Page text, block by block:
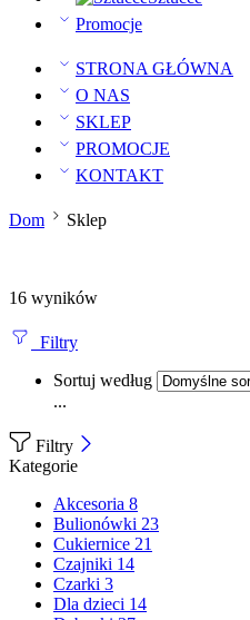
Promocje
STRONA GŁÓWNA
O NAS
SKLEP
PROMOCJE
KONTAKT
Dom Sklep
16 wyników
Filtry
Sortuj według
...
Filtry
Kategorie
Akcesoria 8
Bulionówki 23
Cukiernice 21
Czajniki 14
Czarki 3
Dla dzieci 14